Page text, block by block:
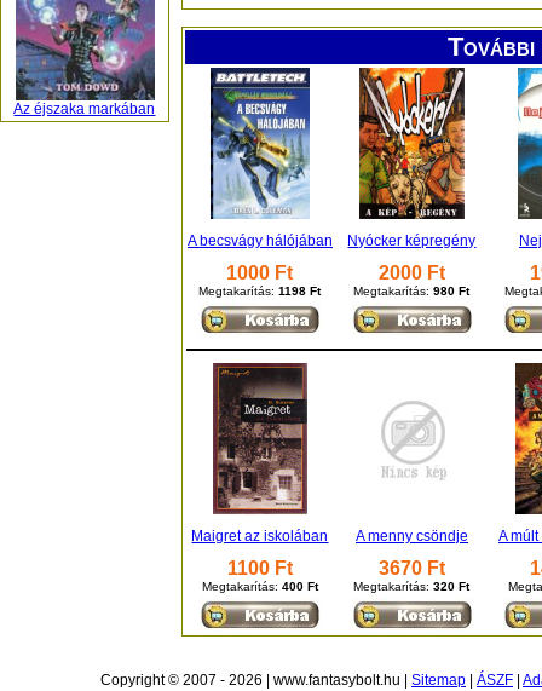
Az éjszaka markában
A becsvágy hálójában Nyócker képregény
1000 Ft
Megtakarítás:1198 Ft
2000 Ft
Megtakarítás:980 Ft
Maigret az iskolában A menny csöndje A
1100 Ft
Megtakarítás: 400 Ft
3670 Ft
Megtakarítás:320 Ft
Copyright © 2007 - 2026 | www.fantasybolt.hu | Sitemap ÁSZF